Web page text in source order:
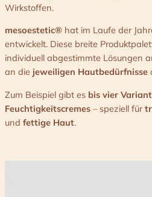
Wirkstoffen.
mesoestetic® hat im Laufe der
entwickelt. Diese breite
individuell abgestimmte Lösungen
an die jeweiligen Hautbedürfnisse
Zum Beispiel gibt es bis vier
Feuchtigkeitscremes – speziell für
und fettige Haut.